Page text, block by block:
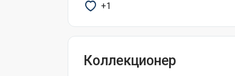
+1
Коллекционер